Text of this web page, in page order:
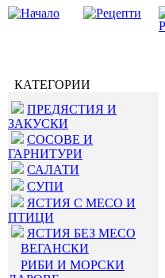
КАТЕГОРИИ
ПРЕДЯСТИЯ И
ЗАКУСКИ
СОСОВЕ И
ГАРНИТУРИ
САЛАТИ
СУПИ
ЯСТИЯ С МЕСО И
ПТИЦИ
ЯСТИЯ БЕЗ МЕСО
ВЕГАНСКИ
РИБИ И МОРСКИ